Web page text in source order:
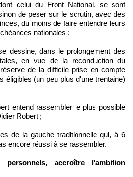
celui du Front National, se sont
de peser sur le scrutin, avec des
du moins de faire entendre leurs
nationales ;
dessine, dans le prolongement des
en vue de la reconduction du
de la difficile prise en compte
éligibles (un peu plus d'une trentaine)
entend rassembler le plus possible
Robert ;
de la gauche traditionnelle qui, à 6
encore réussi à se rassembler.
personnels, accroître l'ambition